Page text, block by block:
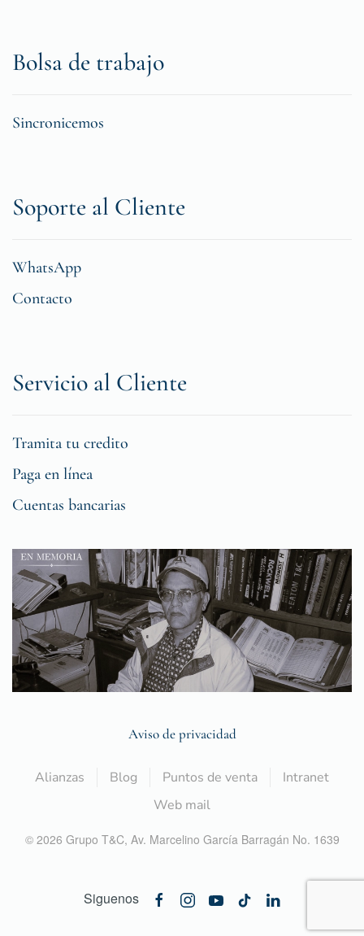
Bolsa de trabajo
Sincronicemos
Soporte al Cliente
WhatsApp
Contacto
Servicio al Cliente
Tramita tu credito
Paga en línea
Cuentas bancarias
Aviso de privacidad
Alianzas Blog Puntos de venta
Intranet
Web mail
© 2026 Grupo T&C, Av. Marcelino García Barragán No. 1639
Siguenos